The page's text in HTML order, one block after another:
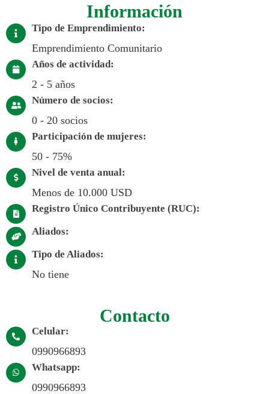
Información
Tipo de Emprendimiento:
Emprendimiento Comunitario
Años de actividad:
2 - 5 años
Número de socios:
0 - 20 socios
Participación de mujeres:
50 - 75%
Nivel de venta anual:
Menos de 10.000 USD
Registro Único Contribuyente (RUC):
Aliados:
Tipo de Aliados:
No tiene
Contacto
Celular:
0990966893
Whatsapp:
0990966893